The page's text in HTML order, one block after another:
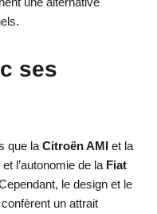
ses
que la Citroën AMI et la
l’autonomie de la Fiat
le design et le
un attrait